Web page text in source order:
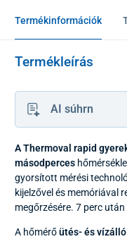
Termékinformációk
Termékleírás
AI súhrn
A Thermoval rapid
másodperces
gyorsított mérési
kijelzővel és memóriával
megőrzésére. 7 perc
A hőmérőütés- és